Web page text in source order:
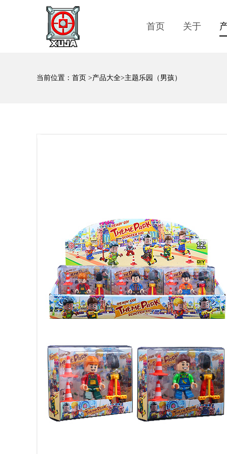
首页 关于
当前位置： 首页 >产品大全>主题乐园（男孩）